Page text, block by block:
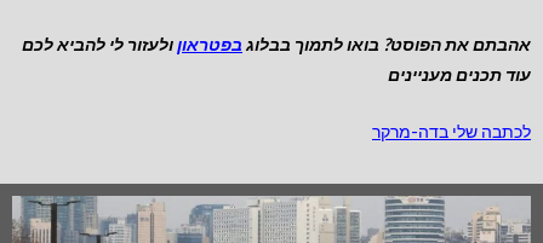
אהבתם את הפוסט? בואו לתמוך בבלוג בפטראוןולעזור לי להביא לכם
עוד תכנים מעניינים
לכתבה שלי בדה-מרקר